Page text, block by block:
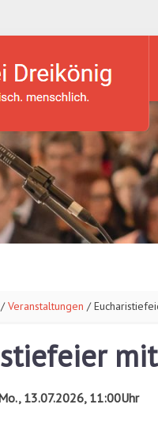
/ Veranstaltungen /
13.07.2026, 11:00Uhr